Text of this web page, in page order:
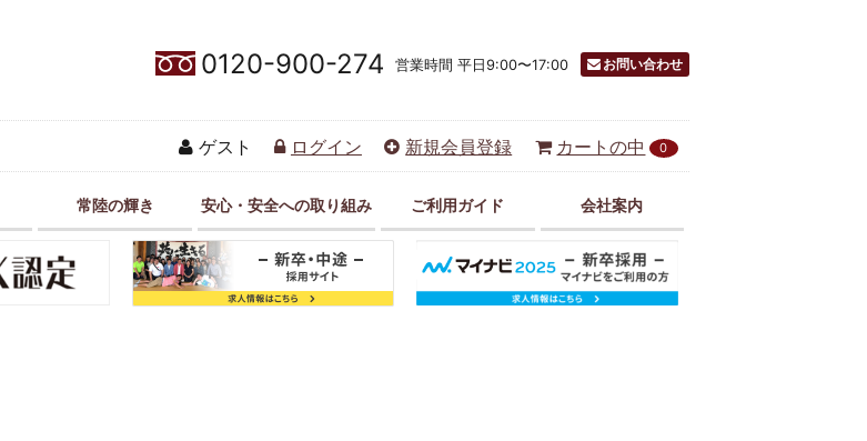
0120-900-274 営業時間 平日9:00〜17:00 お問い合わせ
ゲスト ログイン 新規会員登録 カートの中 0
常陸の輝き 安心・安全への取り組み ご利用ガイド 会社案内